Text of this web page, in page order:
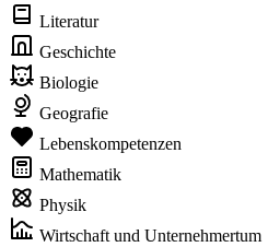
Literatur
Geschichte
Biologie
Geografie
Lebenskompetenzen
Mathematik
Physik
Wirtschaft und Unternehmertum